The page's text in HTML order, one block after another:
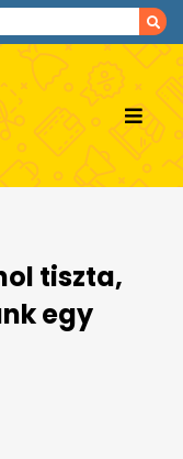
tiszta,
egy